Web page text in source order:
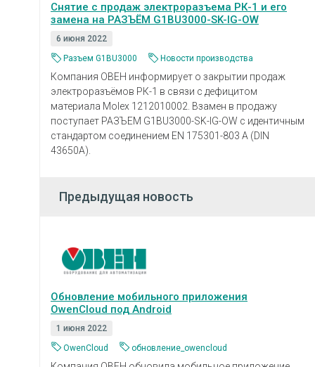
Снятие с продаж электроразъема РК-1 и его
замена на РАЗЪЁМ G1BU3000-SK-IG-OW
6 июня 2022
Разъем G1BU3000
Новости производства
Компания ОВЕН информирует о закрытии продаж
электроразъёмов РК-1 в связи с дефицитом
материала Molex 1212010002. Взамен в продажу
поступает РАЗЪЕМ G1BU3000-SK-IG-OW с идентичным
стандартом соединением EN 175301-803 А (DIN
43650A).
Предыдущая новость
Обновление мобильного приложения
OwenCloud под Android
1 июня 2022
OwenCloud
обновление_owencloud